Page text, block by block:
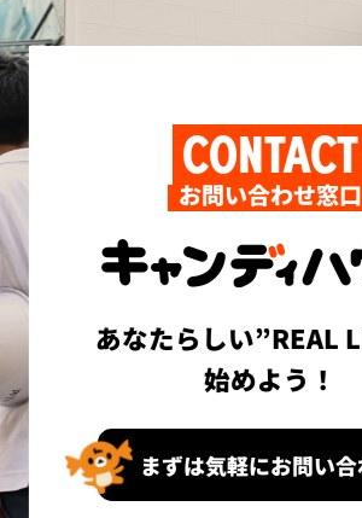
CONTACT
お問い合わせ窓口
あなたらしい”REAL
始めよう！
まずは気軽にお問い